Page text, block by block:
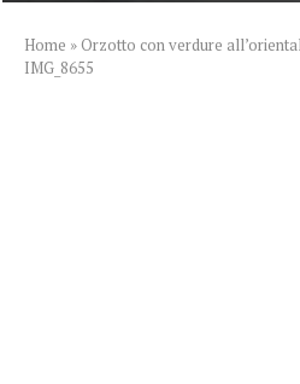
Home » Orzotto con verdure
IMG_8655